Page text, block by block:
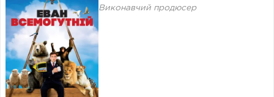
Виконавчий продюсер